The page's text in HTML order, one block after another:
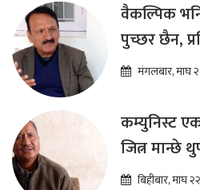
वैकल्पिक
पुच्छर छैन,
हुन्छ :मंगलबार, माघ
कम्युनिस्ट
जित्न मान्छे
विप्लव
बिहीबार, माघ